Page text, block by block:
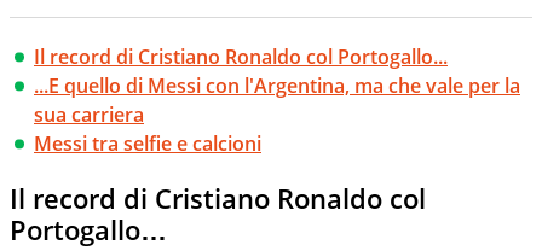
Il record di Cristiano Ronaldo col Portogallo...
...E quello di Messi con l'Argentina, ma che vale per la
sua carriera
Messi tra selfie e calcioni
Il record di Cristiano Ronaldo col
Portogallo…